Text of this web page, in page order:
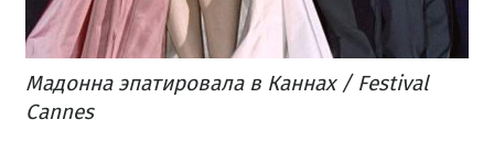
Мадонна эпатировала в Каннах / Festival
Cannes